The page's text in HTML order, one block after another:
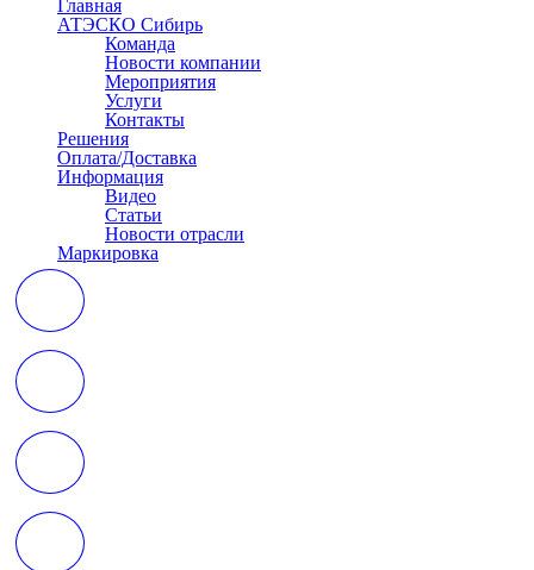
Главная
АТЭСКО Сибирь
Команда
Новости компании
Мероприятия
Услуги
Контакты
Решения
Оплата/Доставка
Информация
Видео
Статьи
Новости отрасли
Маркировка